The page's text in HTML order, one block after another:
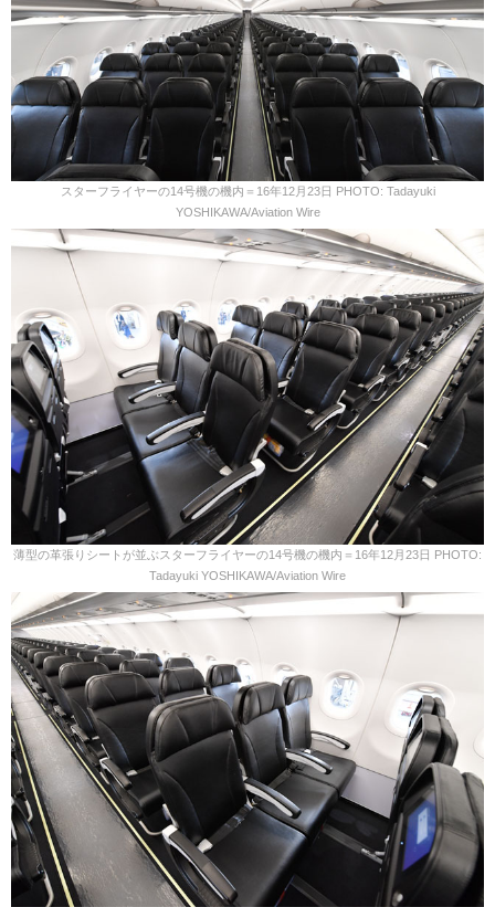
スターフライヤーの14号機の機内＝16年12月23日 PHOTO: Tadayuki
YOSHIKAWA/Aviation Wire
薄型の革張りシートが並ぶスターフライヤーの14号機の機内＝16年12月23日 PHOTO:
Tadayuki YOSHIKAWA/Aviation Wire